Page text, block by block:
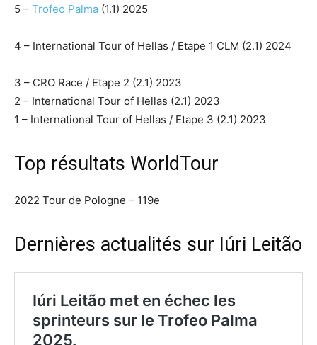
5 – Trofeo Palma (1.1) 2025
4 – International Tour of Hellas / Etape 1 CLM (2.1) 2024
3 – CRO Race / Etape 2 (2.1) 2023
2 – International Tour of Hellas (2.1) 2023
1 – International Tour of Hellas / Etape 3 (2.1) 2023
Top résultats WorldTour
2022 Tour de Pologne – 119e
Dernières actualités sur Iúri Leitão